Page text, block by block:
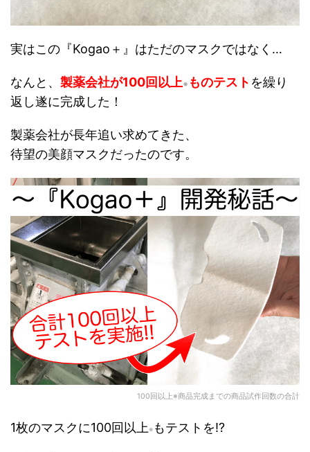
実はこの『Kogao＋』はただのマスクではなく…
なんと、 製薬会社が100回以上※ ものテスト を繰り
返し遂に完成した！
製薬会社が長年追い求めてきた、
待望の美顔マスクだったのです。
100回以上※商品完成までの商品試作回数の合計
1枚のマスクに100回以上※ もテストを!?